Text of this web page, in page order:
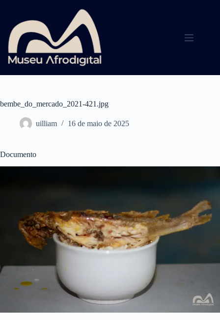
conteúdo
bembe_do_mercado_2021-421.jpg
uilliam 16 de maio de 2025
Documento